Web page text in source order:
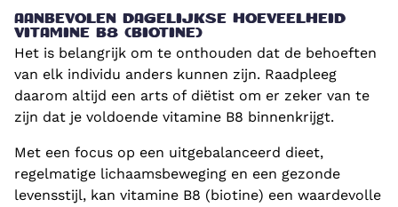
AANBEVOLEN DAGELIJKSE HOEVEELHEID
VITAMINE B8 (BIOTINE)
Het is belangrijk om te onthouden dat de behoeften
van elk individu anders kunnen zijn. Raadpleeg
daarom altijd een arts of diëtist om er zeker van te
zijn dat je voldoende vitamine B8 binnenkrijgt.
Met een focus op een uitgebalanceerd dieet,
regelmatige lichaamsbeweging en een gezonde
levensstijl, kan vitamine B8 (biotine) een waardevolle